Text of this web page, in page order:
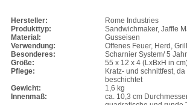
Hersteller:
Rome Industries
Produkttyp:
Sandwichmaker, Jaffle
Material:
Gusseisen
Verwendung:
Offenes Feuer, Herd, Grill
Besonderes:
Scharnier System/ 5
Größe:
55 x 12 x 4 (LxBxH in
Pflege:
Kratz- und schnittfest,
beschichtet
Gewicht:
1,6 kg
Innenmaß:
ca. 10,3 cm